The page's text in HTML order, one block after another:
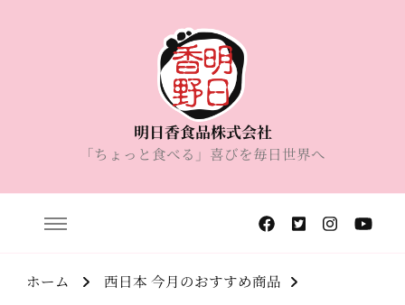
明日香食品株式会社
「ちょっと食べる」喜びを毎日世界へ
ホーム
西日本 今月のおすすめ商品